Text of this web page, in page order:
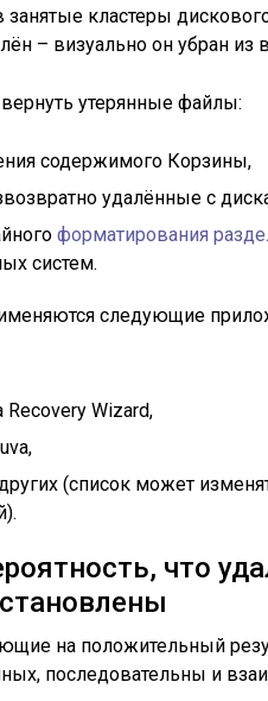
занятые кластеры
– визуально он убран из
вернуть утерянные файлы:
содержимого Корзины,
удалённые с
форматирования
систем.
следующие
Recovery Wizard,
(список может
что
на положительный
последовательны и